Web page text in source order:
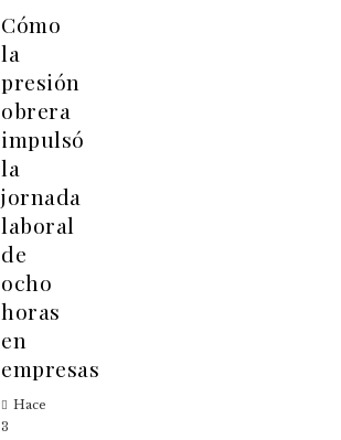
Cómo
la
presión
obrera
impulsó
la
jornada
laboral
de
ocho
horas
en
empresas
Hace
3